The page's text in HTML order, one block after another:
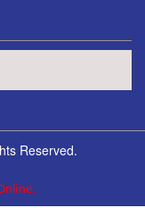
Reserved.